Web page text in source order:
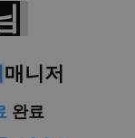
매니저
완료